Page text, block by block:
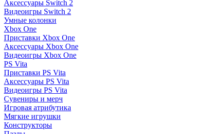
Аксессуары Switch 2
Видеоигры Switch 2
Умные колонки
Xbox One
Приставки Xbox One
Аксессуары Xbox One
Видеоигры Xbox One
PS Vita
Приставки PS Vita
Аксессуары PS Vita
Видеоигры PS Vita
Сувениры и мерч
Игровая атрибутика
Мягкие игрушки
Конструкторы